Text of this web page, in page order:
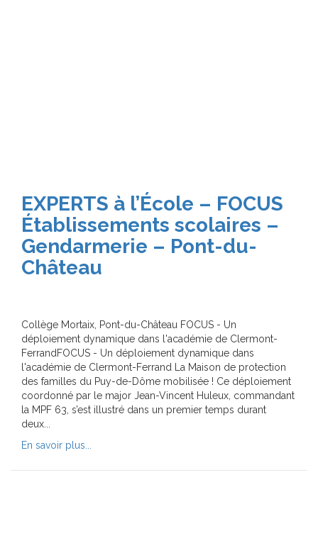
EXPERTS à l’École – FOCUS
Établissements scolaires –
Gendarmerie – Pont-du-
Château
Collège Mortaix, Pont-du-Château FOCUS - Un
déploiement dynamique dans l'académie de Clermont-
FerrandFOCUS - Un déploiement dynamique dans
l'académie de Clermont-Ferrand La Maison de protection
des familles du Puy-de-Dôme mobilisée ! Ce déploiement
coordonné par le major Jean-Vincent Huleux, commandant
la MPF 63, s’est illustré dans un premier temps durant
deux...
En savoir plus...